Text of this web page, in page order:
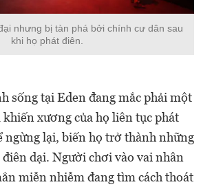
nhưng bị tàn phá bởi chính cư dân sau
khi họ phát điên.
sống tại Eden đang mắc phải một
xương của họ liên tục phát
ngừng lại, biến họ trở thành những
điên dại. Người chơi vào vai nhân
miễn nhiễm đang tìm cách thoát